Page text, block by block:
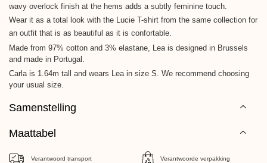
wavy overlock finish at the hems adds a subtly feminine touch.
Wear it as a total look with the Lucie T-shirt from the same collection for
an outfit that is as beautiful as it is confortable.
Made from 97% cotton and 3% elastane, Lea is designed in Brussels
and made in Portugal.
Carla is 1.64m tall and wears Lea in size S. We recommend choosing
your usual size.
Samenstelling
Maattabel
Verantwoord transport Verantwoorde verpakking